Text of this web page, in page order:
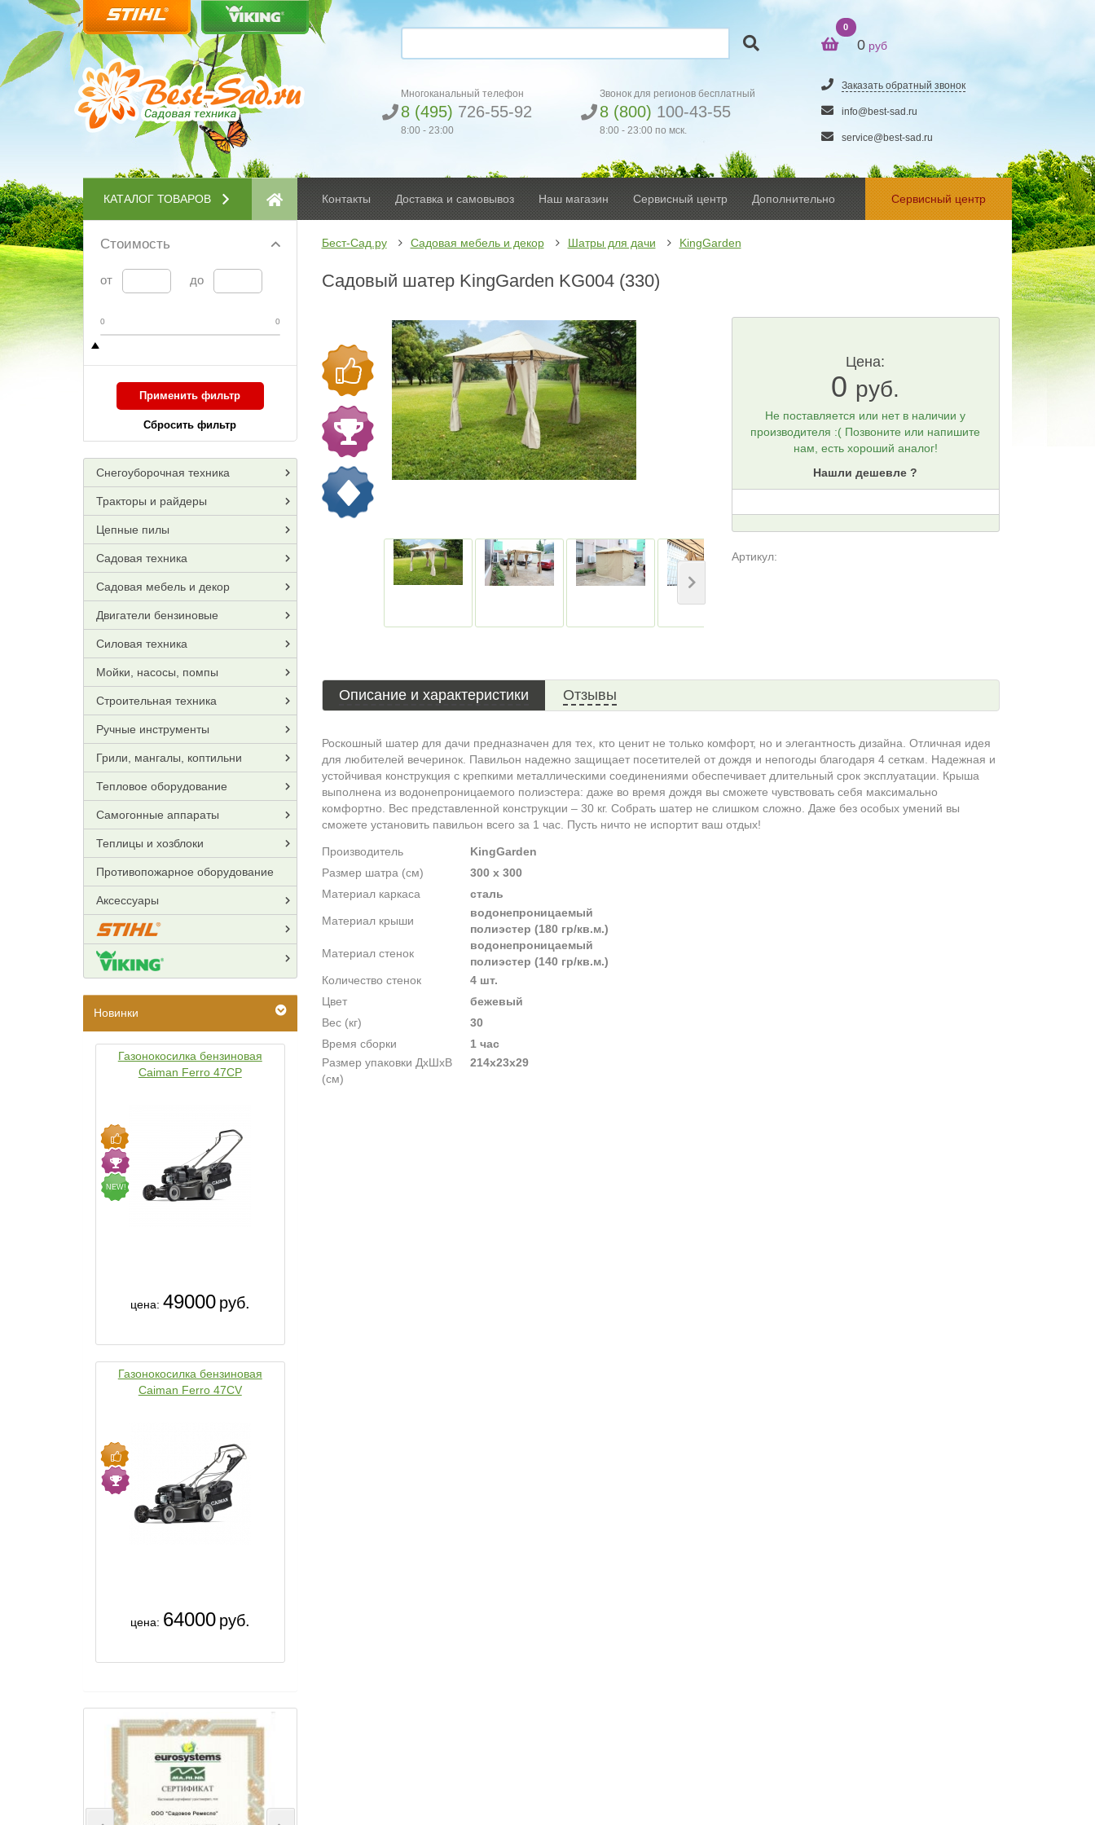
Многоканальный телефон
8 (495) 726-55-92
8:00 - 23:00
Звонок для регионов бесплатный
8 (800) 100-43-55
8:00 - 23:00 по мск.
0
0 руб
Заказать обратный звонок
info@best-sad.ru
service@best-sad.ru
КАТАЛОГ ТОВАРОВ Контакты Доставка и самовывоз Наш магазин Сервисный центр Дополнительно Сервисный центр
Стоимость
от до
0 0
Применить фильтр
Сбросить фильтр
Снегоуборочная техника
Тракторы и райдеры
Цепные пилы
Садовая техника
Садовая мебель и декор
Двигатели бензиновые
Силовая техника
Мойки, насосы, помпы
Строительная техника
Ручные инструменты
Грили, мангалы, коптильни
Тепловое оборудование
Самогонные аппараты
Теплицы и хозблоки
Противопожарное оборудование
Аксессуары
Новинки
Газонокосилка бензиновая
Caiman Ferro 47CP
NEW!
цена: 49000 руб.
Газонокосилка бензиновая
Caiman Ferro 47CV
цена: 64000 руб.
Бест-Сад.ру Садовая мебель и декор Шатры для дачи KingGarden
Садовый шатер KingGarden KG004 (330)
Цена:
0 руб.
Не поставляется или нет в наличии у
производителя :( Позвоните или напишите
нам, есть хороший аналог!
Нашли дешевле ?
Артикул:
Описание и характеристики Отзывы
Роскошный шатер для дачи предназначен для тех, кто ценит не только комфорт, но и элегантность дизайна. Отличная идея
для любителей вечеринок. Павильон надежно защищает посетителей от дождя и непогоды благодаря 4 сеткам. Надежная и
устойчивая конструкция с крепкими металлическими соединениями обеспечивает длительный срок эксплуатации. Крыша
выполнена из водонепроницаемого полиэстера: даже во время дождя вы сможете чувствовать себя максимально
комфортно. Вес представленной конструкции – 30 кг. Собрать шатер не слишком сложно. Даже без особых умений вы
сможете установить павильон всего за 1 час. Пусть ничто не испортит ваш отдых!
Производитель
KingGarden
Размер шатра (см)
300 х 300
Материал каркаса
сталь
Материал крыши
водонепроницаемый
полиэстер (180 гр/кв.м.)
Материал стенок
водонепроницаемый
полиэстер (140 гр/кв.м.)
Количество стенок
4 шт.
Цвет
бежевый
Вес (кг)
30
Время сборки
1 час
Размер упаковки ДxШxВ
(см)
214x23x29